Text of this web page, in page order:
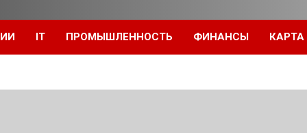
IT ПРОМЫШЛЕННОСТЬ ФИНАНСЫ